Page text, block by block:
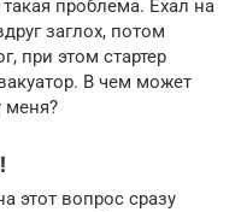
проблема. Ехал на
заглох, потом
при этом стартер
В чем может
меня?
этот вопрос сразу